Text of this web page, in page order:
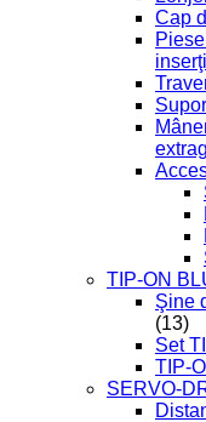
Cap
TIP-ON
Şine
(13)
Set
TIP-
SERVO-